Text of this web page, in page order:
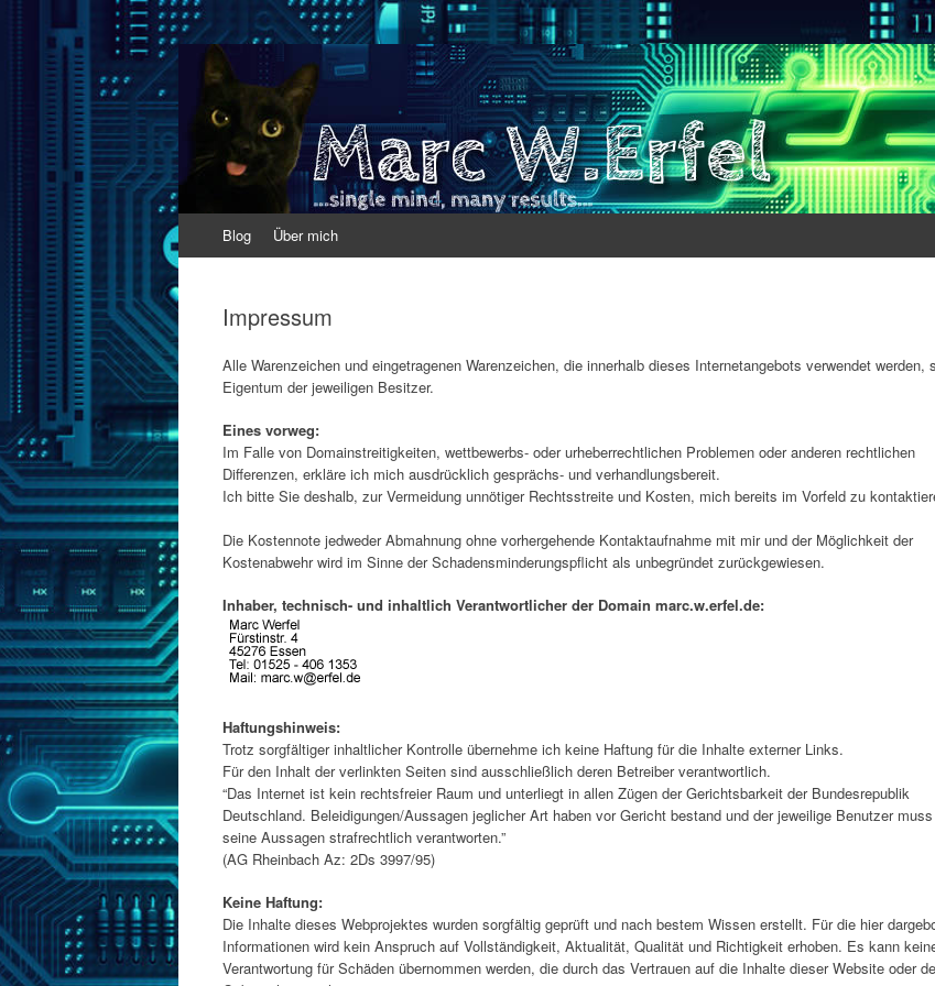
Marc Werfel
Single mind. Many results.
Inhalt
Blog Über mich
Impressum
Alle Warenzeichen und eingetragenen Warenzeichen, die innerhalb dieses Internetangebots verwendet werden,
Eigentum der jeweiligen Besitzer.
Eines vorweg:
Im Falle von Domainstreitigkeiten, wettbewerbs- oder urheberrechtlichen Problemen oder anderen rechtlichen
Differenzen, erkläre ich mich ausdrücklich gesprächs- und verhandlungsbereit.
Ich bitte Sie deshalb, zur Vermeidung unnötiger Rechtsstreite und Kosten, mich bereits im Vorfeld zu
Die Kostennote jedweder Abmahnung ohne vorhergehende Kontaktaufnahme mit mir und der Möglichkeit der
Kostenabwehr wird im Sinne der Schadensminderungspflicht als unbegründet zurückgewiesen.
Inhaber, technisch- und inhaltlich Verantwortlicher der Domain marc.w.erfel.de:
Haftungshinweis:
Trotz sorgfältiger inhaltlicher Kontrolle übernehme ich keine Haftung für die Inhalte externer Links.
Für den Inhalt der verlinkten Seiten sind ausschließlich deren Betreiber verantwortlich.
“Das Internet ist kein rechtsfreier Raum und unterliegt in allen Zügen der Gerichtsbarkeit der Bundesrepublik
Deutschland. Beleidigungen/Aussagen jeglicher Art haben vor Gericht bestand und der jeweilige Benutzer
seine Aussagen strafrechtlich verantworten.”
(AG Rheinbach Az: 2Ds 3997/95)
Keine Haftung:
Die Inhalte dieses Webprojektes wurden sorgfältig geprüft und nach bestem Wissen erstellt. Für die hier
Informationen wird kein Anspruch auf Vollständigkeit, Aktualität, Qualität und Richtigkeit erhoben. Es kann
Verantwortung für Schäden übernommen werden, die durch das Vertrauen auf die Inhalte dieser Website oder